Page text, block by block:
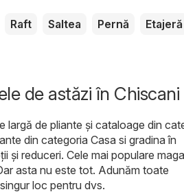
Raft Saltea Pernă
Etajeră
de astăzi în Chiscani
largă de pliante și cataloage din
din categoria Casa si gradina în
și reduceri. Cele mai populare
asta nu este tot. Adunăm toate
loc pentru dvs.